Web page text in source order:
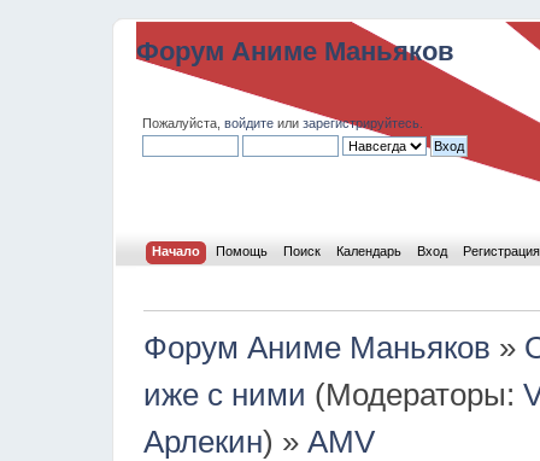
Форум Аниме Маньяков
Пожалуйста,войдите илизарегистрируйтесь
Начало Помощь Поиск Календарь Вход Регистрация
Форум Аниме Маньяков »
иже с ними (Модераторы:
Арлекин) »AMV